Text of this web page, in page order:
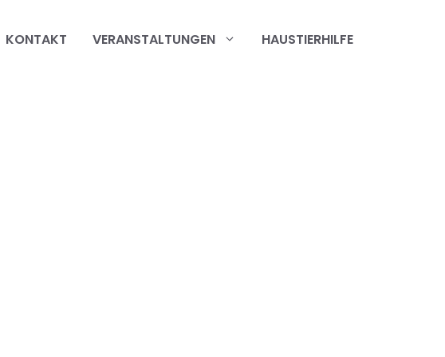
KONTAKT VERANSTALTUNGEN HAUSTIERHILFE